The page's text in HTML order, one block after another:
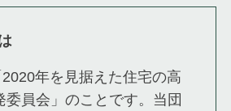
年を見据えた住宅の高
委員会」のことです。当団